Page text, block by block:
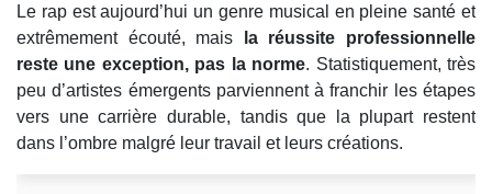
Le rap est aujourd’hui un genre musical en pleine santé et
extrêmement écouté, mais
la réussite professionnelle
reste une exception, pas la norme. Statistiquement, très
peu d’artistes émergents parviennent à franchir les étapes
vers une carrière durable, tandis que la plupart restent
dans l’ombre malgré leur travail et leurs créations.